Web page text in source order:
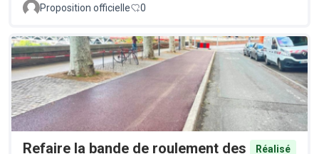
Proposition officielle 0
Refaire la bande de roulement des
Réalisé